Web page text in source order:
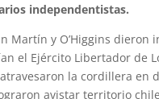
independentistas.
Martín y O’Higgins
el Ejército Libertador de
la cordillera en
avistar territorio